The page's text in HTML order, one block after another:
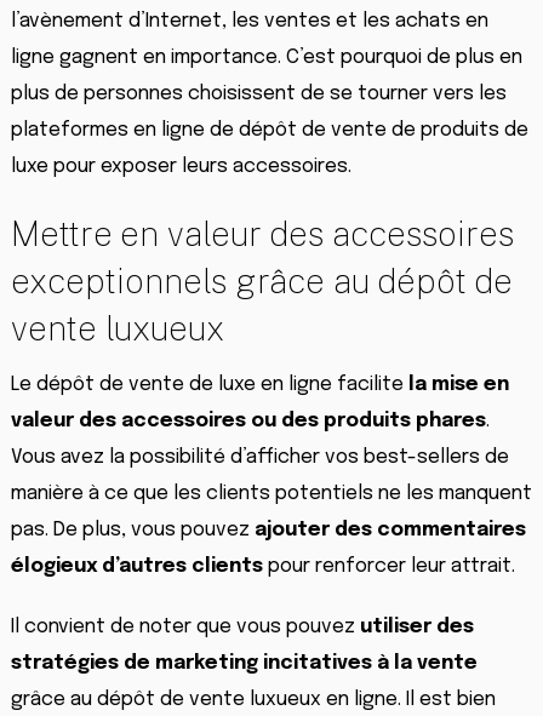
l’avènement d’Internet, les ventes et les achats en
ligne gagnent en importance. C’est pourquoi de plus en
plus de personnes choisissent de se tourner vers les
plateformes en ligne de dépôt de vente de produits de
luxe pour exposer leurs accessoires.
Mettre en valeur des accessoires
exceptionnels grâce au dépôt de
vente luxueux
Le dépôt de vente de luxe en ligne facilite
la mise en
valeur des accessoires ou des produits phares.
Vous avez la possibilité d’afficher vos best-sellers de
manière à ce que les clients potentiels ne les manquent
pas. De plus, vous pouvez ajouter des commentaires
élogieux d’autres clientspour renforcer leur attrait.
Il convient de noter que vous pouvez utiliser des
stratégies de marketing incitatives à la vente
grâce au dépôt de vente luxueux en ligne. Il est bien